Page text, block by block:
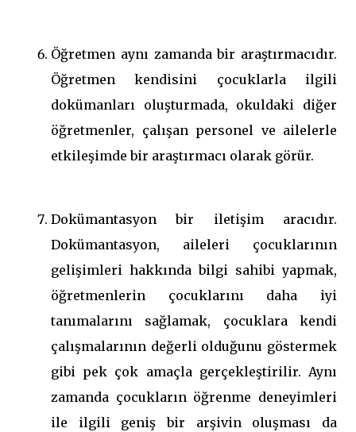
Öğretmen aynı zamanda bir araştırmacıdır.
Öğretmen kendisini çocuklarla ilgili
dokümanları oluşturmada, okuldaki diğer
öğretmenler, çalışan personel ve ailelerle
etkileşimde bir araştırmacı olarak görür.
Dokümantasyon bir iletişim aracıdır.
Dokümantasyon, aileleri çocuklarının
gelişimleri hakkında bilgi sahibi yapmak,
öğretmenlerin çocuklarını daha iyi
tanımalarını sağlamak, çocuklara kendi
çalışmalarının değerli olduğunu göstermek
gibi pek çok amaçla gerçekleştirilir. Aynı
zamanda çocukların öğrenme deneyimleri
ile ilgili geniş bir arşivin oluşması da